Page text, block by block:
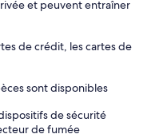
et peuvent entraîner
de crédit, les cartes de
sont disponibles
de sécurité
de fumée